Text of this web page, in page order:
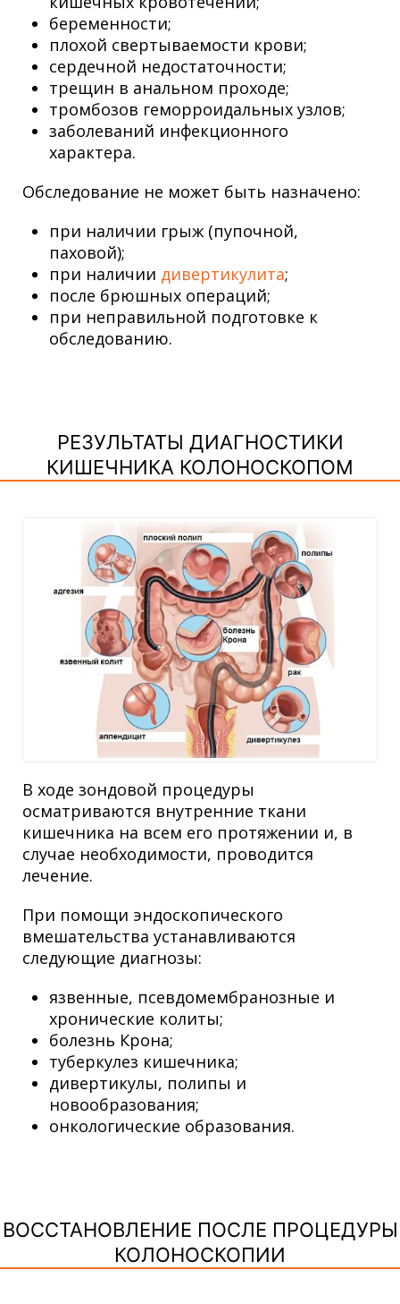
беременности;
плохой свертываемости крови;
сердечной недостаточности;
трещин в анальном проходе;
тромбозов геморроидальных узлов;
заболеваний инфекционного
характера.
Обследование не может быть назначено:
при наличии грыж (пупочной,
паховой);
при наличии дивертикулита;
после брюшных операций;
при неправильной подготовке к
обследованию.
РЕЗУЛЬТАТЫ ДИАГНОСТИКИ
КИШЕЧНИКА КОЛОНОСКОПОМ
В ходе зондовой процедуры
осматриваются внутренние ткани
кишечника на всем его протяжении и, в
случае необходимости, проводится
лечение.
При помощи эндоскопического
вмешательства устанавливаются
следующие диагнозы:
язвенные, псевдомембранозные и
хронические колиты;
болезнь Крона;
туберкулез кишечника;
дивертикулы, полипы и
новообразования;
онкологические образования.
ВОССТАНОВЛЕНИЕ ПОСЛЕ ПРОЦЕДУРЫ
КОЛОНОСКОПИИ